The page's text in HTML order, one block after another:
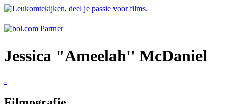
Jessica "Ameelah'' McDaniel
-